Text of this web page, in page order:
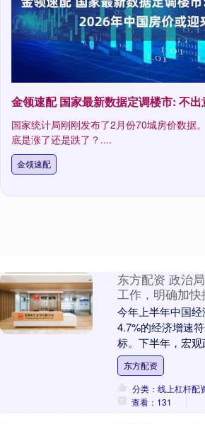
金领速配 国家最新数据定调楼市: 不
国家统计局刚刚发布了2月份70城房价数据
底是涨了还是跌了？....
金领速配
东方配资 政治
工作，明确加
今年上半年中国经
4.7%的经济增速
标。下半年，宏
受市场关注。 据
月30....
东方配资
分类：线上杠杆配
查看：131